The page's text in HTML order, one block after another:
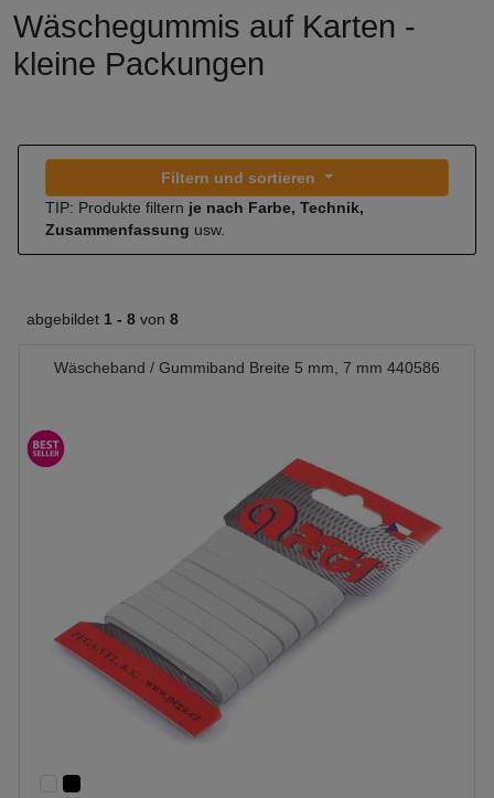
Wäschegummis auf Karten -
kleine Packungen
Filtern und sortieren
TIP: Produkte filtern je nach Farbe, Technik,
Zusammenfassung usw.
abgebildet 1 - 8 von 8
Wäscheband / Gummiband Breite 5 mm, 7 mm 440586